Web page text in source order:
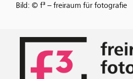
Bild: © f³ – freiraum für fotografie